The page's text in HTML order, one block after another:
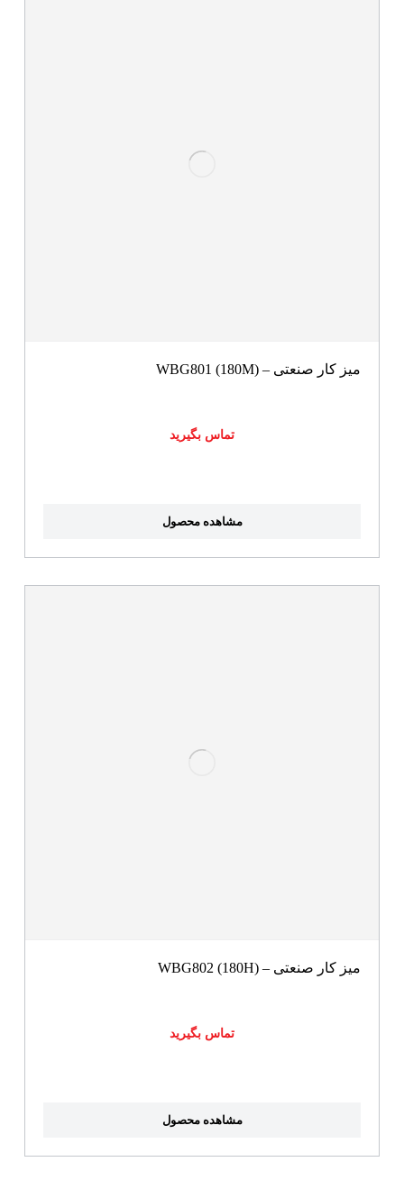
میز کار صنعتی – WBG801 (180M)
تماس بگیرید
مشاهده محصول
میز کار صنعتی – WBG802 (180H)
تماس بگیرید
مشاهده محصول